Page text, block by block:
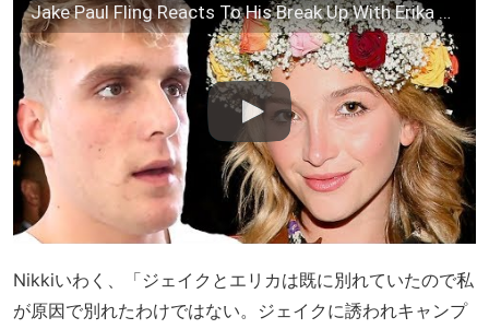
Jake Paul Fling Reacts To His Break Up With Erika Costell | Hollywoodlife
Nikkiいわく、「ジェイクとエリカは既に別れていたので私
が原因で別れたわけではない。ジェイクに誘われキャンプ